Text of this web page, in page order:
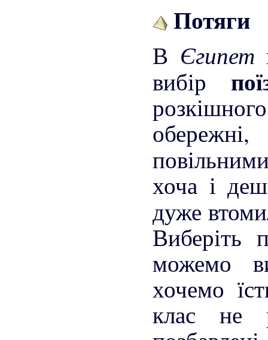
Потяги
В Єгипет
вибір
хоча і
дуже
можемо
хочемо
клас не